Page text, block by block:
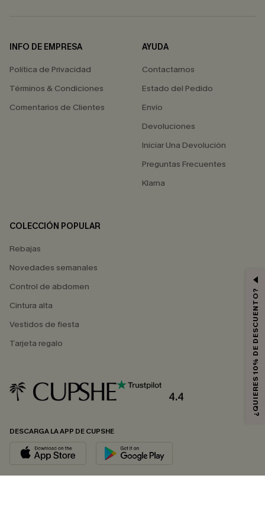
INFO DE EMPRESA
Política de Privacidad
Términos & Condiciones
Comentarios de Clientes
AYUDA
Contactarnos
Estado del Pedido
Envío
Devoluciones
Iniciar Una Devolución
Preguntas Frecuentes
Klarna
COLECCIÓN POPULAR
Rebajas
Novedades semanales
Control de abdomen
Cintura alta
Vestidos de fiesta
Tarjeta regalo
4.4
DESCARGA LA APP DE CUPSHE
¿QUIERES 10% DE DESCUENTO?